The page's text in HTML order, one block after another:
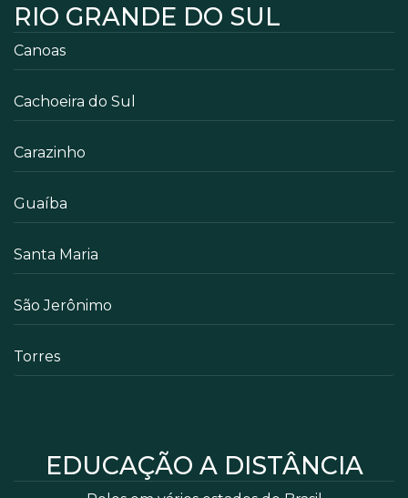
RIO GRANDE DO SUL
Canoas
Cachoeira do Sul
Carazinho
Guaíba
Santa Maria
São Jerônimo
Torres
EDUCAÇÃO A DISTÂNCIA